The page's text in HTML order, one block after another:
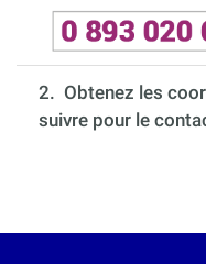
2. Obtenez les
suivre pour le